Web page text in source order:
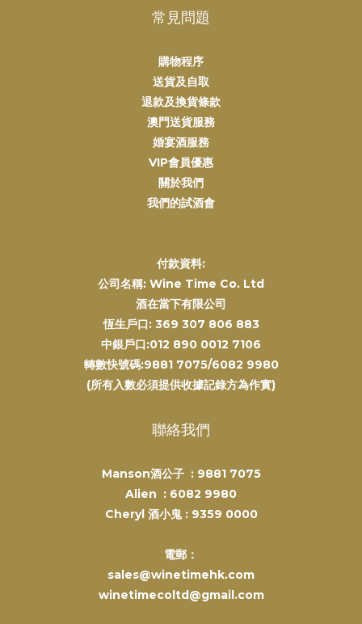
常見問題
購物程序
送貨及自取
退款及換貨條款
澳門送貨服務
婚宴酒服務
VIP會員優惠
關於我們
我們的試酒會
付款資料:
公司名稱: Wine Time Co. Ltd
酒在當下有限公司
恆生戶口: 369 307 806 883
中銀戶口:012 890 0012 7106
轉數快號碼:9881 7075/6082 9980
(所有入數必須提供收據記錄方為作實)
聯絡我們
Manson酒公子 : 9881 7075
Alien : 6082 9980
Cheryl 酒小鬼 : 9359 0000
電郵：
sales@winetimehk.com
winetimecoltd@gmail.com